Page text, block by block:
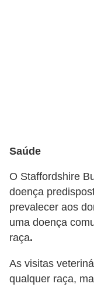
Saúde
O Staffordshire
doença
prevalecer aos
uma doença
raça.
As visitas
qualquer raça,
e
i
s
e
n
f